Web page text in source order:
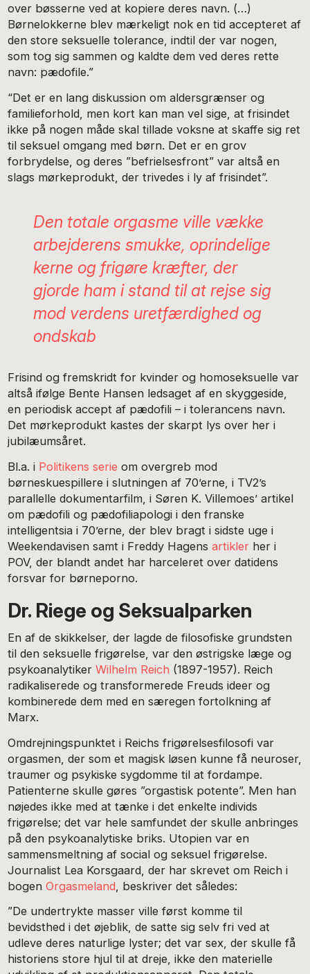
over bøsserne ved at kopiere deres navn. (…)
Børnelokkerne blev mærkeligt nok en tid accepteret af
den store seksuelle tolerance, indtil der var nogen,
som tog sig sammen og kaldte dem ved deres rette
navn: pædofile.”
“Det er en lang diskussion om aldersgrænser og
familieforhold, men kort kan man vel sige, at frisindet
ikke på nogen måde skal tillade voksne at skaffe sig ret
til seksuel omgang med børn. Det er en grov
forbrydelse, og deres ”befrielsesfront” var altså en
slags mørkeprodukt, der trivedes i ly af frisindet”.
Den totale orgasme ville vække
arbejderens smukke, oprindelige
kerne og frigøre kræfter, der
gjorde ham i stand til at rejse sig
mod verdens uretfærdighed og
ondskab
Frisind og fremskridt for kvinder og homoseksuelle var
altså ifølge Bente Hansen ledsaget af en skyggeside,
en periodisk accept af pædofili – i tolerancens navn.
Det mørkeprodukt kastes der skarpt lys over her i
jubilæumsåret.
Bl.a. i Politikens serie om overgreb mod
børneskuespillere i slutningen af 70’erne, i TV2’s
parallelle dokumentarfilm, i Søren K. Villemoes’ artikel
om pædofili og pædofiliapologi i den franske
intelligentsia i 70’erne, der blev bragt i sidste uge i
Weekendavisen samt i Freddy Hagensartikler her i
POV, der blandt andet har harceleret over datidens
forsvar for børneporno.
Dr. Riege og Seksualparken
En af de skikkelser, der lagde de filosofiske grundsten
til den seksuelle frigørelse, var den østrigske læge og
psykoanalytikerWilhelm Reich (1897-1957). Reich
radikaliserede og transformerede Freuds ideer og
kombinerede dem med en særegen fortolkning af
Marx.
Omdrejningspunktet i Reichs frigørelsesfilosofi var
orgasmen, der som et magisk løsen kunne få neuroser,
traumer og psykiske sygdomme til at fordampe.
Patienterne skulle gøres ”orgastisk potente”. Men han
nøjedes ikke med at tænke i det enkelte individs
frigørelse; det var hele samfundet der skulle anbringes
på den psykoanalytiske briks. Utopien var en
sammensmeltning af social og seksuel frigørelse.
Journalist Lea Korsgaard, der har skrevet om Reich i
bogenOrgasmeland , beskriver det således:
”De undertrykte masser ville først komme til
bevidsthed i det øjeblik, de satte sig selv fri ved at
udleve deres naturlige lyster; det var sex, der skulle få
historiens store hjul til at dreje, ikke den materielle